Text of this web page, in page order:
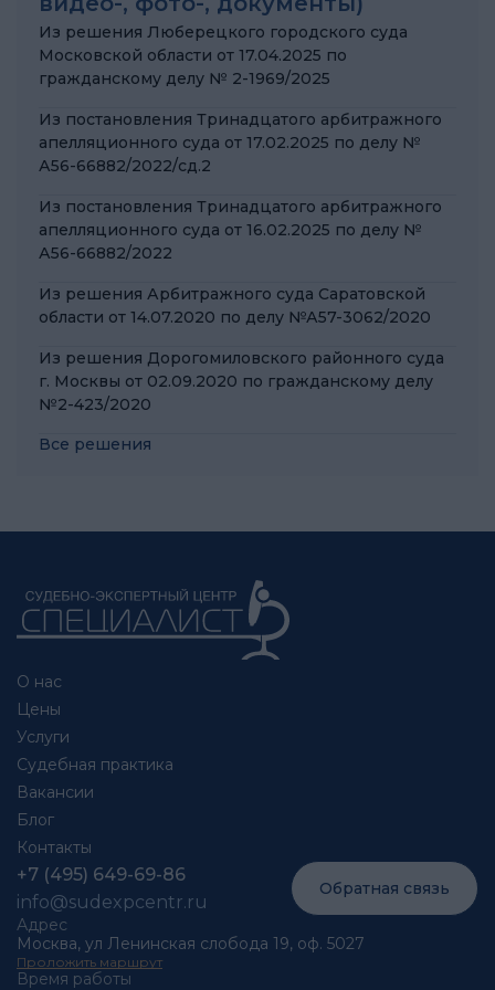
Из решения Люберецкого городского суда
Московской области от 17.04.2025 по
гражданскому делу № 2-1969/2025
Из постановления Тринадцатого арбитражного
апелляционного суда от 17.02.2025 по делу №
А56-66882/2022/сд.2
Из постановления Тринадцатого арбитражного
апелляционного суда от 16.02.2025 по делу №
А56-66882/2022
Из решения Арбитражного суда Саратовской
области от 14.07.2020 по делу №А57-3062/2020
Из решения Дорогомиловского районного суда
г. Москвы от 02.09.2020 по гражданскому делу
№2-423/2020
Все решения
О нас
Цены
Услуги
Судебная практика
Вакансии
Блог
Контакты
Адрес
Москва, ул Ленинская слобода 19, оф. 5027
Проложить маршрут
Время работы
+7 (495) 649-69-86
info@sudexpcentr.ru
Обратная связь